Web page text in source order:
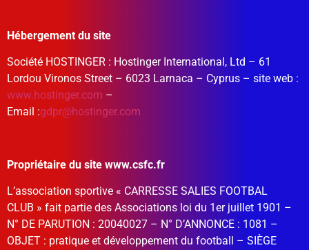
Hébergement du site
Société HOSTINGER : Hostinger International, Ltd – 61
Lordou Vironos Street – 6023 Larnaca – Cyprus – site web :
www.hostinger.com –
Email :gdpr@hostinger.com
Propriétaire du site www.csfc.fr
L’association sportive « CARRESSE SALIES FOOTBAL
CLUB » fait partie des Associations loi du 1er juillet 1901 –
N° DE PARUTION : 20040027 – N° D’ANNONCE : 1081 –
OBJET : pratique et développement du football – SIÈGE